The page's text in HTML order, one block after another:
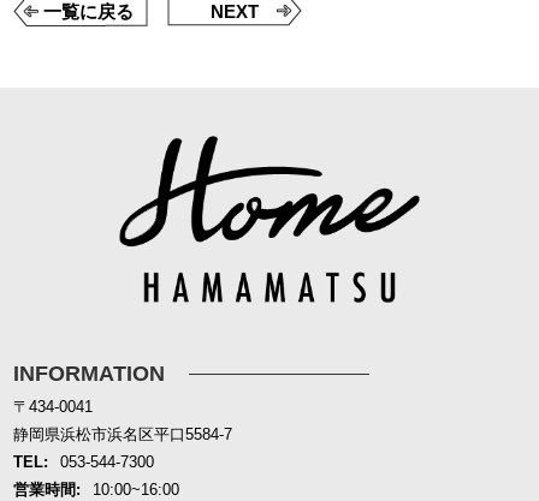
一覧に戻る NEXT
INFORMATION
〒434-0041
静岡県浜松市浜名区平口5584-7
TEL:
053-544-7300
営業時間:
10:00~16:00